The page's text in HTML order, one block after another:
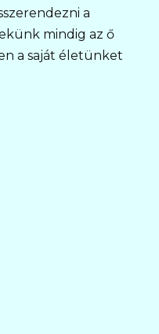
a
mindig az ő
a saját életünket